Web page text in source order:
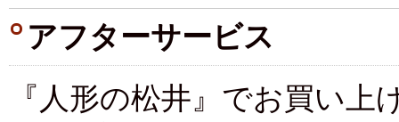
アフターサービス
『人形の松井』でお買い